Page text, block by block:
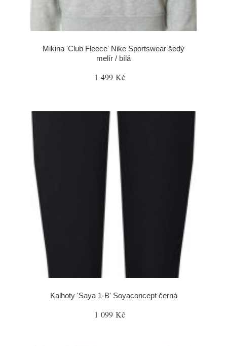
Mikina 'Club Fleece' Nike Sportswear šedý
melír / bílá
1 499 Kč
Kalhoty 'Saya 1-B' Soyaconcept černá
1 099 Kč